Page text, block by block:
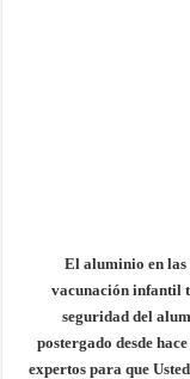
El aluminio en las
vacunación infantil
seguridad del
postergado desde
expertos para que